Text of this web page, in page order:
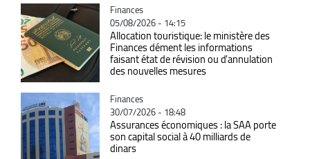
Catégorie
Finances
05/08/2026 - 14:15
Allocation touristique: le ministère des
Finances dément les informations
faisant état de révision ou d'annulation
des nouvelles mesures
Catégorie
Finances
30/07/2026 - 18:48
Assurances économiques : la SAA porte
son capital social à 40 milliards de
dinars